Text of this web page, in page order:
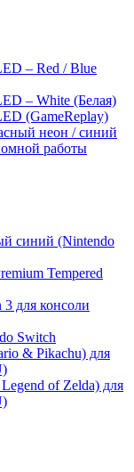
– Red / Blue
– White (Белая)
(GameReplay)
неон / синий
работы
синий (Nintendo
Tempered
для консоли
Switch
& Pikachu) для
of Zelda) для